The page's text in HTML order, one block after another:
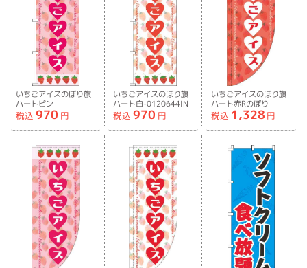
いちごアイスのぼり旗
ハートピン
ク-0120643IN
税込 970 円
いちごアイスのぼり旗
ハート白-0120644IN
税込 970 円
いちごアイスのぼり旗
ハート赤Rのぼり
旗-0120645RIN
税込 1,328 円